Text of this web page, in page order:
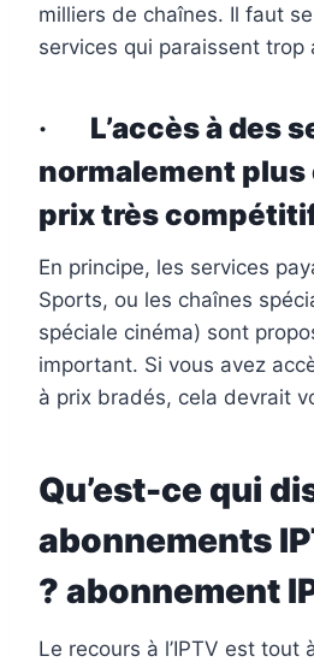
milliers de chaînes. Il faut
services qui paraissent trop
· L’accès à des
normalement plus
prix très
En principe, les services
Sports, ou les chaînes
spéciale cinéma) sont
important. Si vous avez
à prix bradés, cela devrait
Qu’est-ce qui
abonnements
? abonnement
Le recours à l’IPTV est tout